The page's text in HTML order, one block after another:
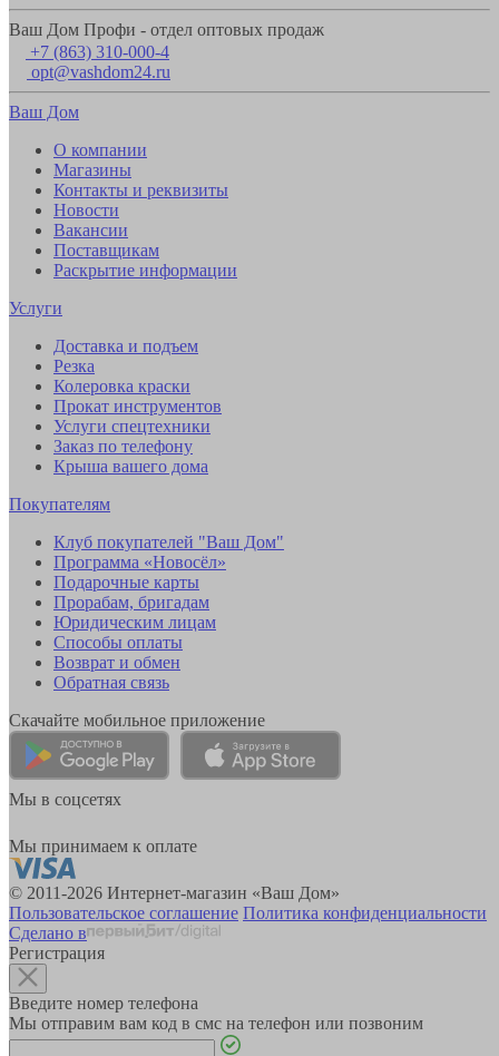
Ваш Дом Профи - отдел оптовых продаж
+7 (863) 310-000-4
opt@vashdom24.ru
Ваш Дом
О компании
Магазины
Контакты и реквизиты
Новости
Вакансии
Поставщикам
Раскрытие информации
Услуги
Доставка и подъем
Резка
Колеровка краски
Прокат инструментов
Услуги спецтехники
Заказ по телефону
Крыша вашего дома
Покупателям
Клуб покупателей "Ваш Дом"
Программа «Новосёл»
Подарочные карты
Прорабам, бригадам
Юридическим лицам
Способы оплаты
Возврат и обмен
Обратная связь
Скачайте мобильное приложение
Мы в соцсетях
Мы принимаем к оплате
© 2011-2026 Интернет-магазин «Ваш Дом»
Пользовательское соглашение Политика конфиденциальности
Сделано в
Регистрация
Введите номер телефона
Мы отправим вам код в смс на телефон или позвоним